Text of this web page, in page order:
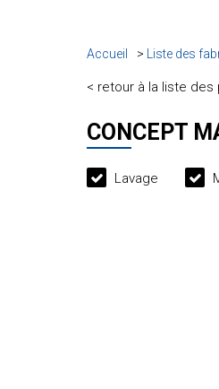
Accueil Liste des
< retour à la liste des
CONCEPT
Lavage